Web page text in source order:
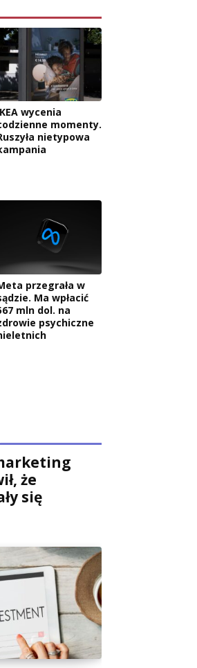
wycenia
momenty.
nietypowa
przegrała w
Ma wpłacić
mln dol. na
psychiczne
że
się